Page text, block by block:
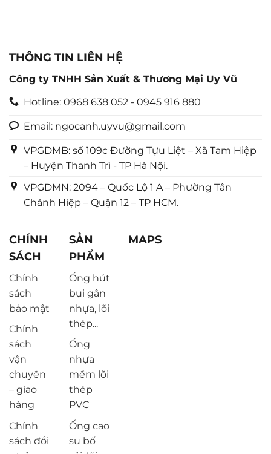
THÔNG TIN LIÊN HỆ
Công ty TNHH Sản Xuất & Thương Mại Uy Vũ
Hotline: 0968 638 052 - 0945 916 880
Email: ngocanh.uyvu@gmail.com
VPGDMB: số 109c Đường Tựu Liệt – Xã Tam Hiệp
– Huyện Thanh Trì - TP Hà Nội.
VPGDMN: 2094 – Quốc Lộ 1 A – Phường Tân
Chánh Hiệp – Quận 12 – TP HCM.
CHÍNH
SÁCH
Chính
sách
bảo mật
Chính
sách
vận
chuyển
– giao
hàng
Chính
sách đổi
SẢN
PHẨM
Ống hút
bụi gân
nhựa, lõi
thép...
Ống
nhựa
mềm lõi
thép
PVC
Ống cao
su bố
MAPS